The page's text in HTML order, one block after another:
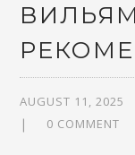
AUGUST 11, 2025
0 COMMENT